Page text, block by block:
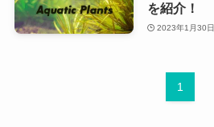
を紹介！
2023年1月30日
1